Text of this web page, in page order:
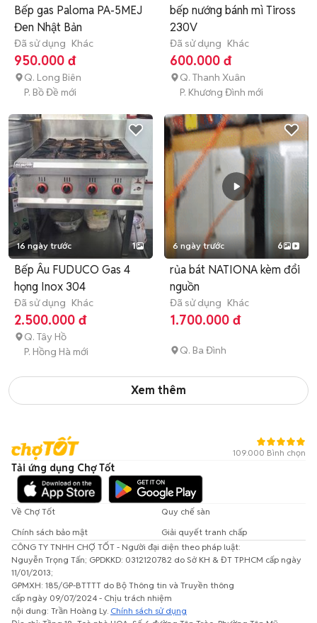
Bếp gas Paloma PA-5MEJ
Đen Nhật Bản
Đã sử dụng Khác
950.000 đ
Q. Long Biên
P. Bồ Đề mới
bếp nướng bánh mì Tiross
230V
Đã sử dụng Khác
600.000 đ
Q. Thanh Xuân
P. Khương Đình mới
16 ngày trước 1
Bếp Âu FUDUCO Gas 4
họng Inox 304
Đã sử dụng Khác
2.500.000 đ
Q. Tây Hồ
P. Hồng Hà mới
6 ngày trước 6
rủa bát NATIONA kèm đổi
nguồn
Đã sử dụng Khác
1.700.000 đ
Q. Ba Đình
Xem thêm
109.000 Bình chọn
Tải ứng dụng Chợ Tốt
Về Chợ Tốt
Quy chế sàn
Chính sách bảo mật
Giải quyết tranh chấp
CÔNG TY TNHH CHỢ TỐT - Người đại diện theo pháp luật:
Nguyễn Trọng Tấn; GPDKKD: 0312120782 do Sở KH & ĐT TP.HCM cấp ngày
11/01/2013;
GPMXH: 185/GP-BTTTT do Bộ Thông tin và Truyền thông
cấp ngày 09/07/2024 - Chịu trách nhiệm
nội dung: Trần Hoàng Ly. Chính sách sử dụng